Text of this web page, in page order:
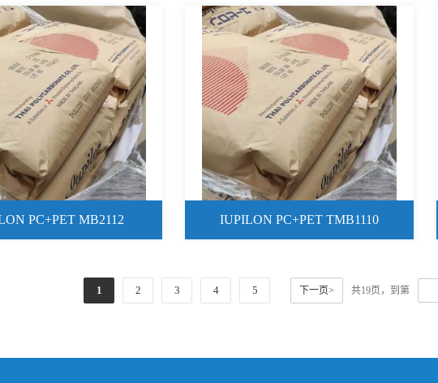
PC+PET MB2112 IUPILON PC+PET TMB1110
1 2 3 4 5 下一页> 共19页，到第